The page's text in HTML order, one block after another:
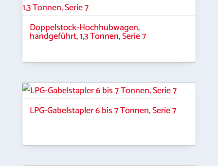
Doppelstock-Hochhubwagen,
handgeführt, 1,3 Tonnen, Serie 7
LPG-Gabelstapler 6 bis 7 Tonnen, Serie 7